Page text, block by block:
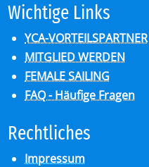
Wich­ti­ge Links
YCA-VORTEILSPARTNER
MITGLIED WERDEN
FEMALE SAILING
FAQ - Häufige Fragen
Recht­li­ches
Impressum